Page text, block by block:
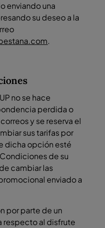
enviando una
su deseo a la
.
no se hace
perdida o
y se reserva el
sus tarifas por
dicha opción esté
de su
cambiar las
enviado a
por parte de un
respecto al disfrute